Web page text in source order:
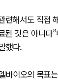
련해서도 직접
된 것은 아니다
했다.
바이오의 목표